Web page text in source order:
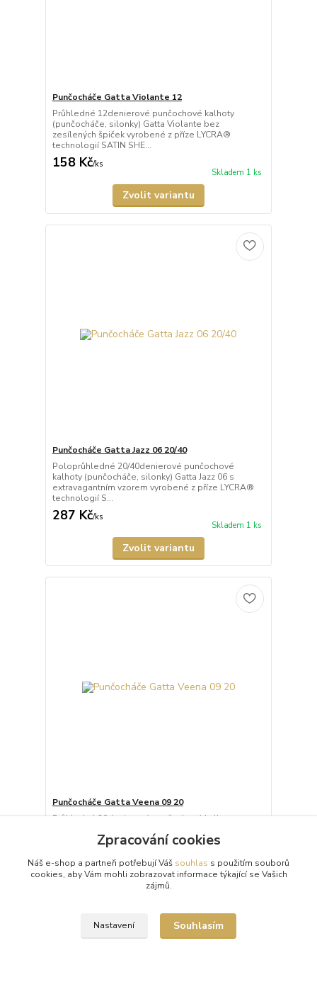
Punčocháče Gatta Violante 12
Průhledné 12denierové punčochové kalhoty
(punčocháče, silonky) Gatta Violante bez
zesílených špiček vyrobené z příze LYCRA®
technologií SATIN SHE...
158 Kč/ks
Skladem 1 ks
Zvolit variantu
Punčocháče Gatta Jazz 06 20/40
Poloprůhledné 20/40denierové punčochové
kalhoty (punčocháče, silonky) Gatta Jazz 06 s
extravagantním vzorem vyrobené z příze LYCRA®
technologií S...
287 Kč/ks
Skladem 1 ks
Zvolit variantu
Punčocháče Gatta Veena 09 20
Průhledné 20denierové punčochové kalhoty
vyrobené z příze LYCRA® technologií SATIN
183 Kč/ks
Skladem 1 ks
Zpracování cookies
Náš e-shop a partneři potřebují Váš souhlas s použitím souborů
cookies, aby Vám mohli zobrazovat informace týkající se Vašich
zájmů.
Nastavení Souhlasím